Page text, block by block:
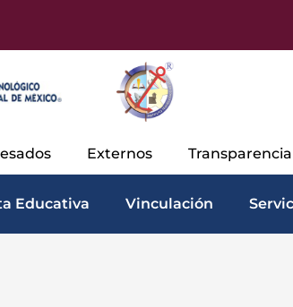
Externos
Educativa Vinculación